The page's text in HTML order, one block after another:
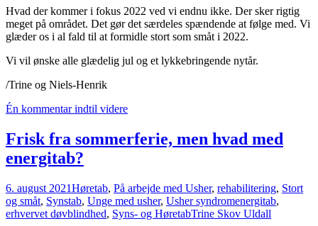
Hvad der kommer i fokus 2022 ved vi endnu ikke. Der sker rigtig
meget på området. Det gør det særdeles spændende at følge med. Vi
glæder os i al fald til at formidle stort som småt i 2022.
Vi vil ønske alle glædelig jul og et lykkebringende nytår.
/Trine og Niels-Henrik
Én kommentar indtil videre
Frisk fra sommerferie, men hvad med
energitab?
6. august 2021Høretab, På arbejde med Usher, rehabilitering, Stort
og småt, Synstab, Unge med usher, Usher syndromenergitab,
erhvervet døvblindhed, Syns- og HøretabTrine Skov Uldall